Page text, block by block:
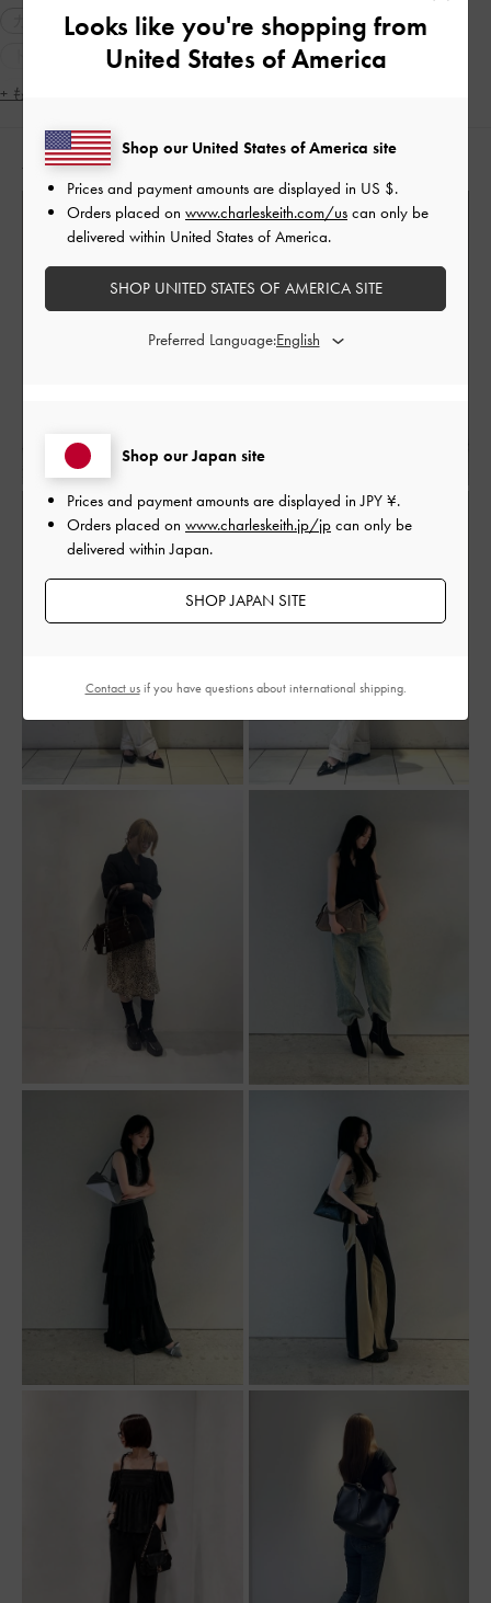
カジュアル ギフト
人気アイテム
トレンドアイテム
2WAY・3WAY
軽量
ポインテッドトゥ
+ もっと見る
人気のコーディネート
Looks like you're shopping from
United States of America
Shop our Japan site
Prices and payment amounts are displayed inJPY ¥.
Orders placed on www.charleskeith.jp/jp can only be
delivered within Japan.
SHOP JAPAN SITE
Shop our United States of America site
Prices and payment amounts are displayed in US $.
Orders placed on www.charleskeith.com/us can only be
delivered within United States of America.
SHOP UNITED STATES OF AMERICA SITE
Preferred Language:
Contact usif you have questions about international shipping.